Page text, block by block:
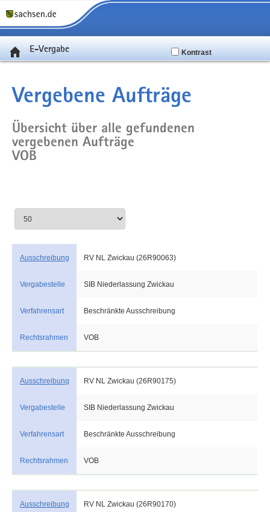
E-Vergabe Kontrast
Vergebene Aufträge
Übersicht über alle gefundenen
vergebenen Aufträge
VOB
Ausschreibung RV NL Zwickau (26R90063)
Vergabestelle SIB Niederlassung Zwickau
Verfahrensart Beschränkte Ausschreibung
Rechtsrahmen VOB
Ausschreibung RV NL Zwickau (26R90175)
Vergabestelle SIB Niederlassung Zwickau
Verfahrensart Beschränkte Ausschreibung
Rechtsrahmen VOB
Ausschreibung RV NL Zwickau (26R90170)